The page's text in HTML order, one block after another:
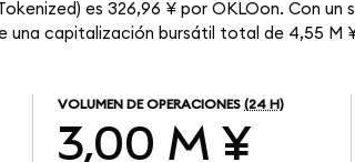
es 326,96 ¥ por OKLOon. Con un
una capitalización bursátil total de 4,55 M
VOLUMEN DE OPERACIONES (24 H)
3,00 M ¥